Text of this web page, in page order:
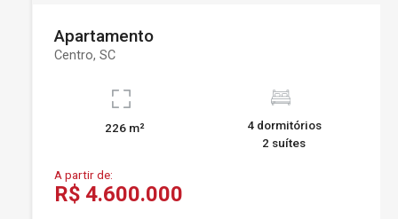
Apartamento
Centro, SC
226 m²
4 dormitórios
2 suítes
A partir de:
R$ 4.600.000